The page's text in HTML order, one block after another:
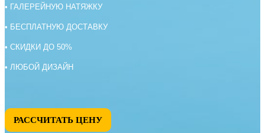
• ГАЛЕРЕЙНУЮ НАТЯЖКУ
• БЕСПЛАТНУЮ ДОСТАВКУ
• СКИДКИ ДО 50%
• ЛЮБОЙ ДИЗАЙН
РАССЧИТАТЬ ЦЕНУ